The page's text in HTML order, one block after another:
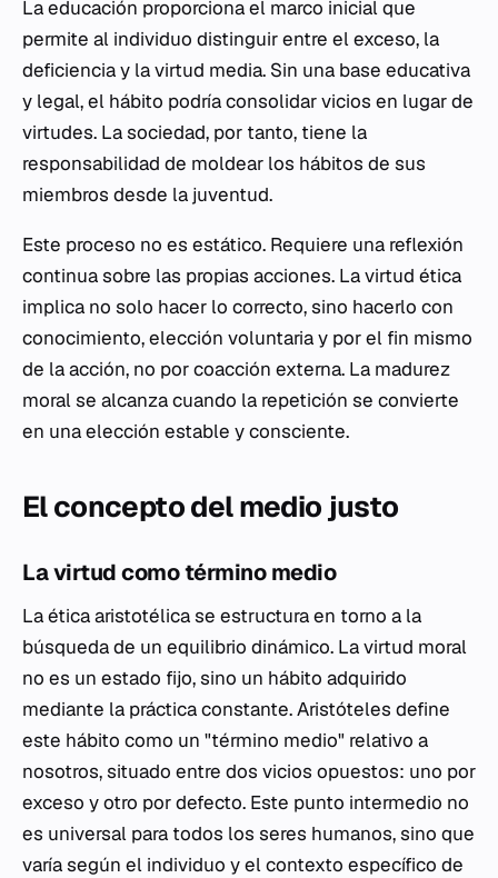
La educación proporciona el marco inicial que
permite al individuo distinguir entre el exceso, la
deficiencia y la virtud media. Sin una base educativa
y legal, el hábito podría consolidar vicios en lugar de
virtudes. La sociedad, por tanto, tiene la
responsabilidad de moldear los hábitos de sus
miembros desde la juventud.
Este proceso no es estático. Requiere una reflexión
continua sobre las propias acciones. La virtud ética
implica no solo hacer lo correcto, sino hacerlo con
conocimiento, elección voluntaria y por el fin mismo
de la acción, no por coacción externa. La madurez
moral se alcanza cuando la repetición se convierte
en una elección estable y consciente.
El concepto del medio justo
La virtud como término medio
La ética aristotélica se estructura en torno a la
búsqueda de un equilibrio dinámico. La virtud moral
no es un estado fijo, sino un hábito adquirido
mediante la práctica constante. Aristóteles define
este hábito como un "término medio" relativo a
nosotros, situado entre dos vicios opuestos: uno por
exceso y otro por defecto. Este punto intermedio no
es universal para todos los seres humanos, sino que
varía según el individuo y el contexto específico de